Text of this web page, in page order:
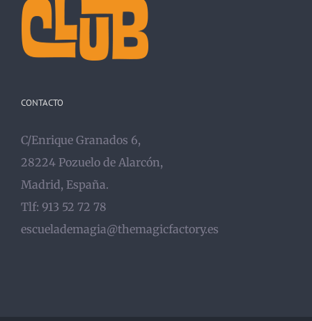
CONTACTO
C/Enrique Granados 6,
28224 Pozuelo de Alarcón,
Madrid, España.
Tlf: 913 52 72 78
escuelademagia@themagicfactory.es